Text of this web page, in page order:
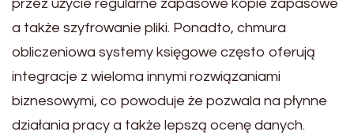
przez użycie regularne zapasowe kopie zapasowe
a także szyfrowanie pliki. Ponadto, chmura
obliczeniowa systemy księgowe często oferują
integracje z wieloma innymi rozwiązaniami
biznesowymi, co powoduje że pozwala na płynne
działania pracy a także lepszą ocenę danych.